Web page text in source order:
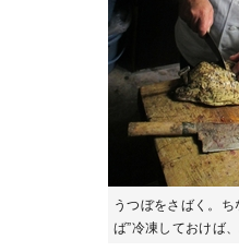
うつぼをさばく。
ば”冷凍しておけば